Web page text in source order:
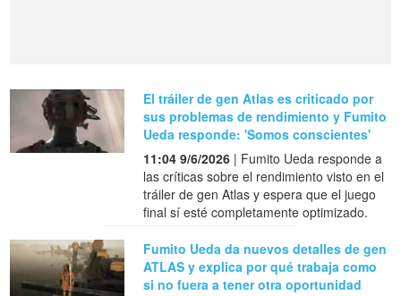
El tráiler de gen Atlas es criticado por
sus problemas de rendimiento y Fumito
Ueda responde: 'Somos conscientes'
11:04 9/6/2026 | Fumito Ueda responde a
las críticas sobre el rendimiento visto en el
tráiler de gen Atlas y espera que el juego
final sí esté completamente optimizado.
Fumito Ueda da nuevos detalles de gen
ATLAS y explica por qué trabaja como
si no fuera a tener otra oportunidad